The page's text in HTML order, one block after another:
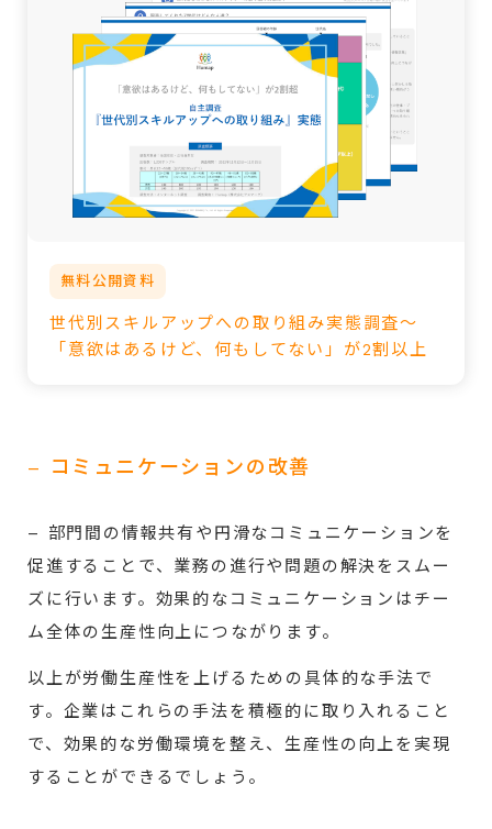
無料公開資料
世代別スキルアップへの取り組み実態調査～
「意欲はあるけど、何もしてない」が2割以上
– コミュニケーションの改善
– 部門間の情報共有や円滑なコミュニケーションを
促進することで、業務の進行や問題の解決をスムー
ズに行います。効果的なコミュニケーションはチー
ム全体の生産性向上につながります。
以上が労働生産性を上げるための具体的な手法で
す。企業はこれらの手法を積極的に取り入れること
で、効果的な労働環境を整え、生産性の向上を実現
することができるでしょう。